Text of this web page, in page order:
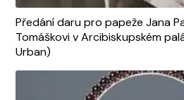
Předání daru pro papeže Jana
Tomáškovi v Arcibiskupském
Urban)